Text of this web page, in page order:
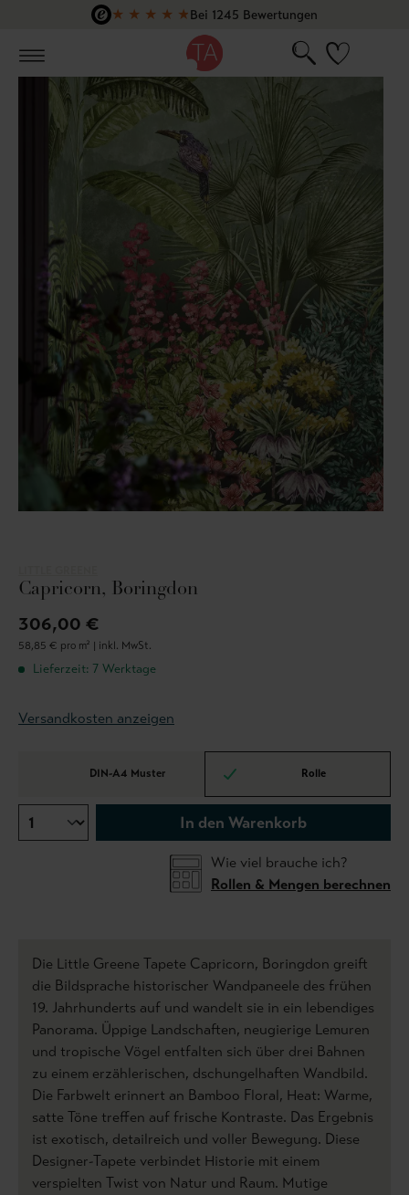
Zum Hauptinhalt springen
★ ★ ★ ★ ★Bei 1245 Bewertungen
Capricorn, Boringdon
306,00 €
58,85 € pro m² | inkl. MwSt.
Lieferzeit: 7 Werktage
Versandkosten anzeigen
DIN-A4 Muster Rolle
In den Warenkorb
Wie viel brauche ich?
Rollen & Mengen berechnen
Die Little Greene Tapete Capricorn, Boringdon greift
die Bildsprache historischer Wandpaneele des frühen
19. Jahrhunderts auf und wandelt sie in ein lebendiges
Panorama. Üppige Landschaften, neugierige Lemuren
und tropische Vögel entfalten sich über drei Bahnen
zu einem erzählerischen, dschungelhaften Wandbild.
Die Farbwelt erinnert an Bamboo Floral, Heat: Warme,
satte Töne treffen auf frische Kontraste. Das Ergebnis
ist exotisch, detailreich und voller Bewegung. Diese
Designer-Tapete verbindet Historie mit einem
verspielten Twist von Natur und Raum. Mutige